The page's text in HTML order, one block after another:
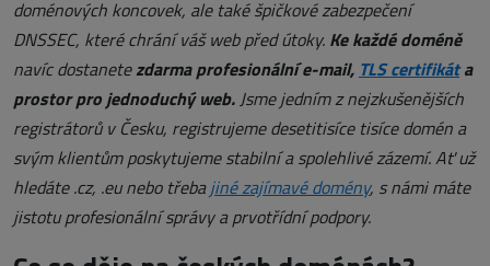
doménových koncovek, ale také špičkové zabezpečení
DNSSEC, které chrání váš web před útoky. Ke každé doméně
navíc dostanetezdarma profesionální e-mail, TLS certifikáta
prostor pro jednoduchý web. Jsme jedním z nejzkušenějších
registrátorů v Česku, registrujeme desetitisíce tisíce domén a
svým klientům poskytujeme stabilní a spolehlivé zázemí. Ať už
hledáte .cz, .eu nebo třebajiné zajímavé domény, s námi máte
jistotu profesionální správy a prvotřídní podpory.